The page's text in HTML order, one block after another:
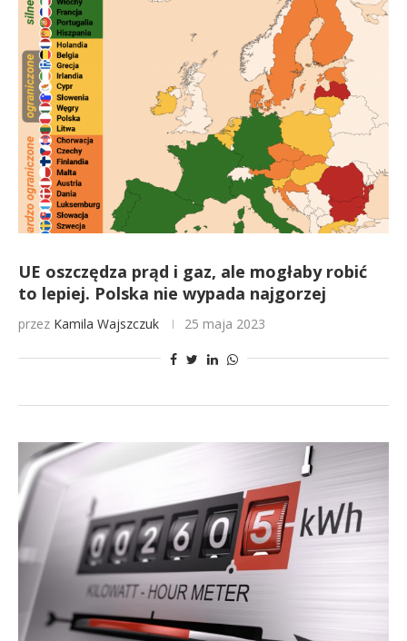
UE oszczędza prąd i gaz, ale mogłaby robić
to lepiej. Polska nie wypada najgorzej
przez Kamila Wajszczuk 25 maja 2023